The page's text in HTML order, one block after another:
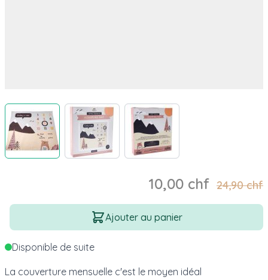
View larger imageView larger imageView larger image
24,90 chf
10,00 chf
Quantité
Ajouter au panier
Disponible de suite
La couverture mensuelle c'est le moyen idéal